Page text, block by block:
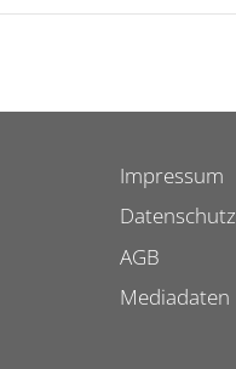
Impressum
Datenschutz
AGB
Mediadaten